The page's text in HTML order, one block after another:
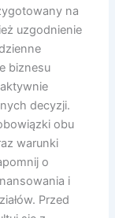
na
uzgodnienie
biznesu
decyzji.
obu
warunki
o
i
Przed